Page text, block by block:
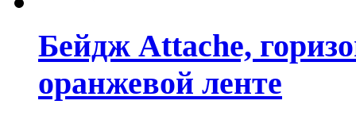
Бейдж Attache,
оранжевой ленте